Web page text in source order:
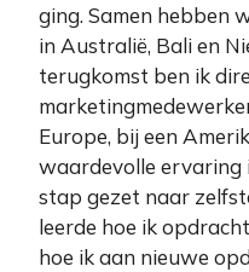
ging. Samen hebben
in Australië, Bali en
terugkomst ben ik
Europe, bij een
waardevolle ervaring
stap gezet naar
leerde hoe ik
hoe ik aan nieuwe